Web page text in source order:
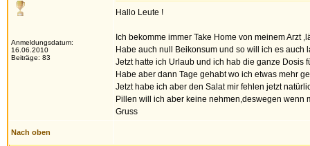
Anmeldungsdatum:
16.06.2010
Beiträge: 83
Hallo Leute !
Ich bekomme immer Take Home von meinem Arzt
Habe auch null Beikonsum und so will ich es auch
Jetzt hatte ich Urlaub und ich hab die ganze Dosis
Habe aber dann Tage gehabt wo ich etwas mehr
Jetzt habe ich aber den Salat mir fehlen jetzt
Pillen will ich aber keine nehmen,deswegen wenn
Gruss
Nach oben